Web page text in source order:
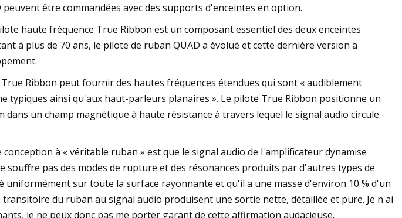
peuvent être commandées avec des supports d'enceintes en option.
haute fréquence True Ribbon est un composant essentiel des deux enceintes
à plus de 70 ans, le pilote de ruban QUAD a évolué et cette dernière version a
Ribbon peut fournir des hautes fréquences étendues qui sont « audiblement
typiques ainsi qu'aux haut-parleurs planaires ». Le pilote True Ribbon positionne un
un champ magnétique à haute résistance à travers lequel le signal audio circule
conception à « véritable ruban » est que le signal audio de l'amplificateur dynamise
souffre pas des modes de rupture et des résonances produits par d'autres types de
uniformément sur toute la surface rayonnante et qu'il a une masse d'environ 10 % d'un
du ruban au signal audio produisent une sortie nette, détaillée et pure. Je n'ai
je ne peux donc pas me porter garant de cette affirmation audacieuse.